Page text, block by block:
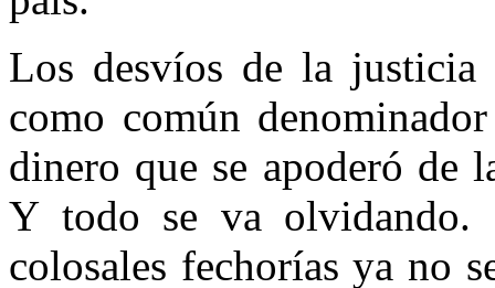
Los desvíos de la
como común
dinero que se apoderó de
Y todo se va olvidando.
colosales fechorías ya no